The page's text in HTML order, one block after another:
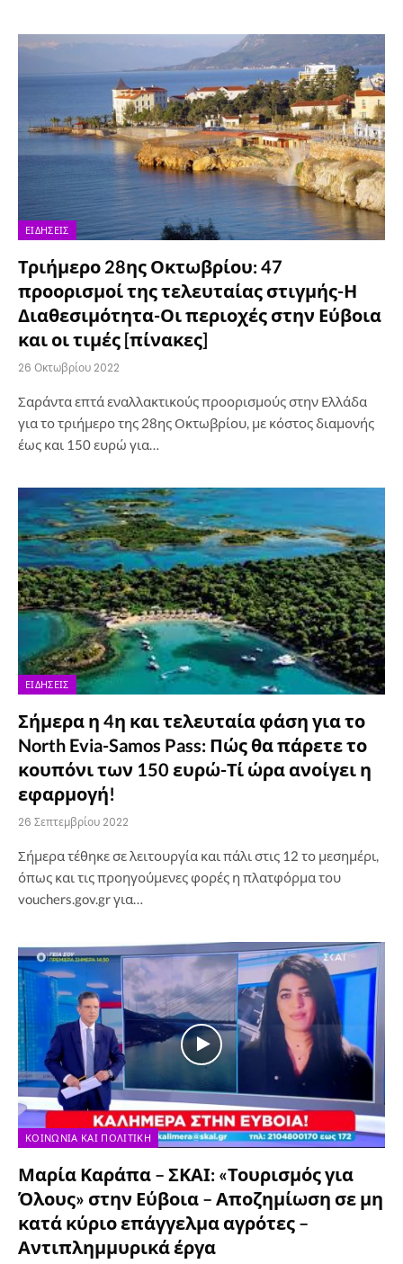
ΕΙΔΉΣΕΙΣ
Τριήμερο 28ης Οκτωβρίου: 47
προορισμοί της τελευταίας στιγμής-Η
Διαθεσιμότητα-Οι περιοχές στην Εύβοια
και οι τιμές [πίνακες]
26 Οκτωβρίου 2022
Σαράντα επτά εναλλακτικούς προορισμούς στην Ελλάδα
για το τριήμερο της 28ης Οκτωβρίου, με κόστος διαμονής
έως και 150 ευρώ για…
ΕΙΔΉΣΕΙΣ
Σήμερα η 4η και τελευταία φάση για το
North Evia-Samos Pass: Πώς θα πάρετε το
κουπόνι των 150 ευρώ-Τί ώρα ανοίγει η
εφαρμογή!
26 Σεπτεμβρίου 2022
Σήμερα τέθηκε σε λειτουργία και πάλι στις 12 το μεσημέρι,
όπως και τις προηγούμενες φορές η πλατφόρμα του
vouchers.gov.gr για…
ΚΟΙΝΩΝΊΑ ΚΑΙ ΠΟΛΙΤΙΚΉ
Μαρία Καράπα – ΣΚΑΙ: «Τουρισμός για
Όλους» στην Εύβοια – Αποζημίωση σε μη
κατά κύριο επάγγελμα αγρότες –
Αντιπλημμυρικά έργα